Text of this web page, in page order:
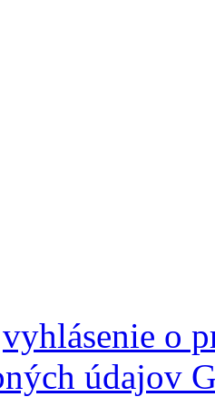
vyhlásenie o
údajov